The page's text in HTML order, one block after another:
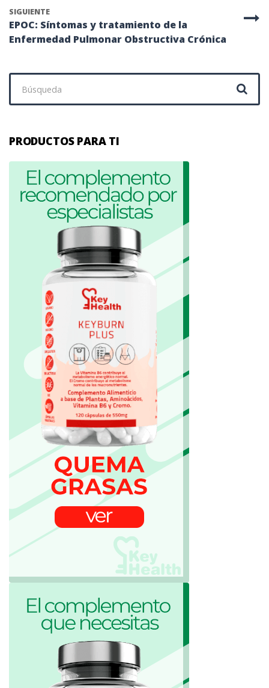
SIGUIENTE
EPOC: Síntomas y tratamiento de la
Enfermedad Pulmonar Obstructiva Crónica
PRODUCTOS PARA TI